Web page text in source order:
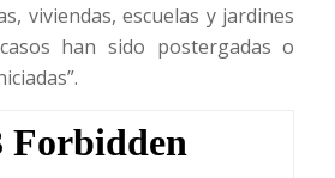
viviendas, escuelas y jardines
han sido postergadas o